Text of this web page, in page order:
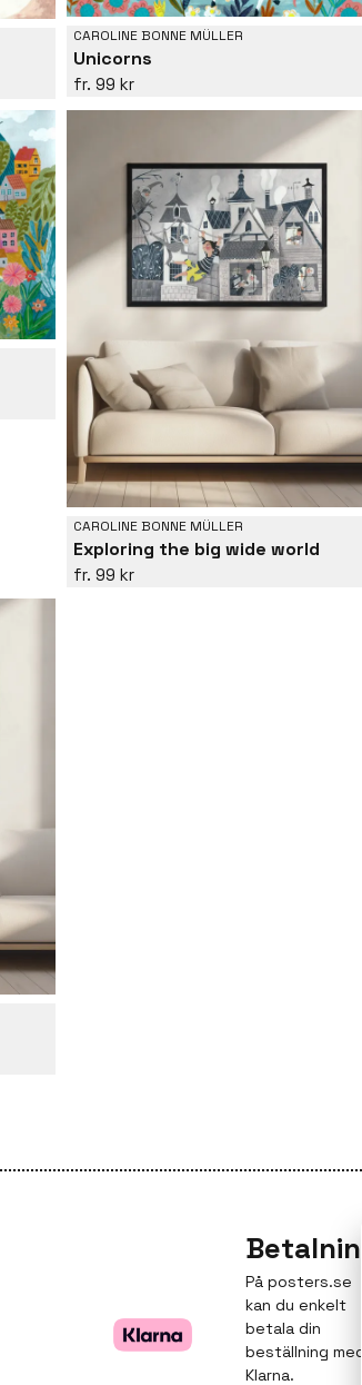
CAROLINE BONNE MÜLLER
Unicorns
99 kr
CAROLINE BONNE MÜLLER
Exploring the big wide world
99 kr
Betalning
På posters.se
kan du enkelt
betala din
beställning med
Klarna.